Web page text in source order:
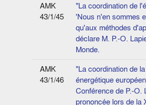
AMK
43/1/45
"La coordination de
'Nous n'en sommes
qu'aux méthodes
déclare M. P.-O.
Monde.
AMK
43/1/46
"La coordination de
énergétique
Conférence de P.-O.
prononcée lors de la